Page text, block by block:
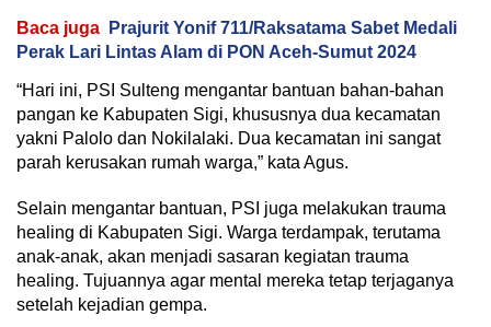
Baca juga
Prajurit Yonif 711/Raksatama Sabet Medali
Perak Lari Lintas Alam di PON Aceh-Sumut 2024
“Hari ini, PSI Sulteng mengantar bantuan bahan-bahan
pangan ke Kabupaten Sigi, khususnya dua kecamatan
yakni Palolo dan Nokilalaki. Dua kecamatan ini sangat
parah kerusakan rumah warga,” kata Agus.
Selain mengantar bantuan, PSI juga melakukan trauma
healing di Kabupaten Sigi. Warga terdampak, terutama
anak-anak, akan menjadi sasaran kegiatan trauma
healing. Tujuannya agar mental mereka tetap terjaganya
setelah kejadian gempa.